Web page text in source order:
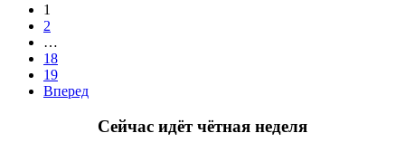
1
2
…
18
19
Вперед
Сейчас идёт чётная неделя